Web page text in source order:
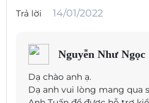
Trả lời
14/01/2022
Nguyễn Như Ngọc
Dạ chào anh ạ.
Dạ anh vui lòng mang qua